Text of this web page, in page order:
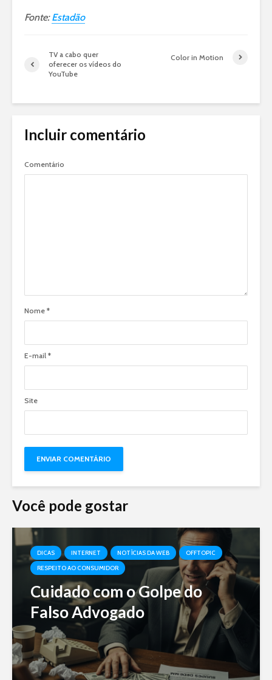
Fonte:Estadão
TV a cabo quer
oferecer os vídeos do
YouTube
Color in Motion
Incluir comentário
Comentário
Nome *
E-mail *
Site
Você pode gostar
DICAS INTERNET NOTÍCIAS DA WEB
OFFTOPIC
RESPEITO AO CONSUMIDOR
Cuidado com o Golpe do
Falso Advogado